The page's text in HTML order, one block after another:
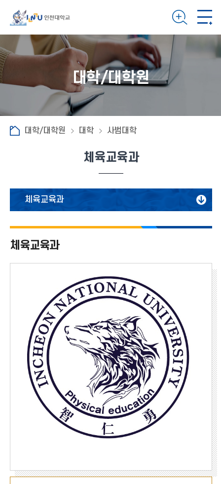
대학/대학원
대학/대학원 대학 사범대학
체육교육과
체육교육과
국어교육과
일어교육과
수학교육과
체육교육과
유아교육과
역사교육과
윤리교육과
체육교육과